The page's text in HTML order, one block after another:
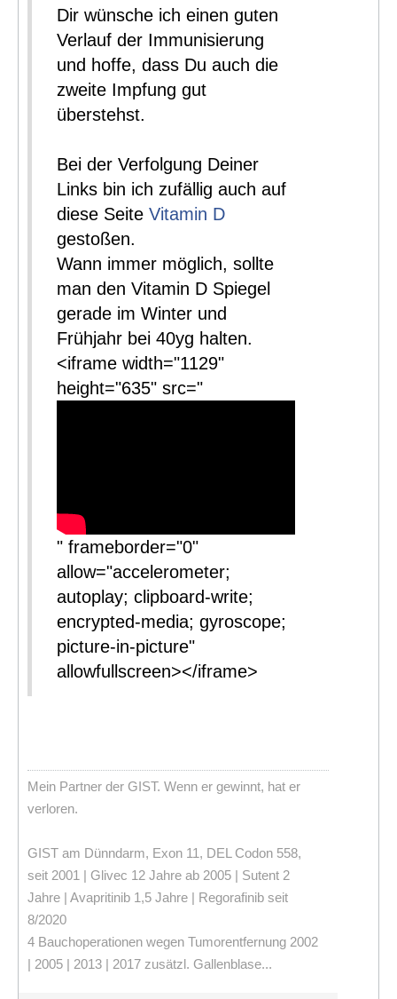
Dir wünsche ich einen guten
Verlauf der Immunisierung
und hoffe, dass Du auch die
zweite Impfung gut
überstehst.
Bei der Verfolgung Deiner
Links bin ich zufällig auch auf
diese Seite Vitamin D
gestoßen.
Wann immer möglich, sollte
man den Vitamin D Spiegel
gerade im Winter und
Frühjahr bei 40yg halten.
<iframe width="1129"
height="635" src="
" frameborder="0"
allow="accelerometer;
autoplay; clipboard-write;
encrypted-media; gyroscope;
picture-in-picture"
allowfullscreen></iframe>
Mein Partner der GIST. Wenn er gewinnt, hat er
verloren.
GIST am Dünndarm, Exon 11, DEL Codon 558,
seit 2001 | Glivec 12 Jahre ab 2005 | Sutent 2
Jahre | Avapritinib 1,5 Jahre | Regorafinib seit
8/2020
4 Bauchoperationen wegen Tumorentfernung 2002
| 2005 | 2013 | 2017 zusätzl. Gallenblase...